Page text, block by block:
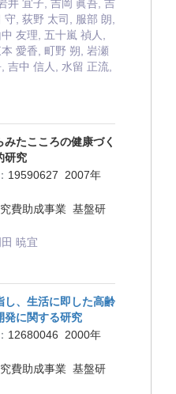
井 宜子, 吉岡 眞吾, 吉
, 荻野 太司, 服部 朗,
友理, 五十嵐 禎人,
愛香, 町野 朔, 岩瀬
吉中 信人, 水留 正流,
たこころの健康づく
研究
19590627 2007年
費助成事業 基盤研
暁宜
し、生活に即した高齢
発に関する研究
12680046 2000年
費助成事業 基盤研